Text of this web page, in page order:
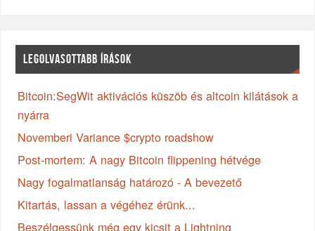
LEGOLVASOTTABB ÍRÁSOK
Bitcoin:SegWit aktivációs küszöb és altcoin kilátások a
nyárra
Novemberi Variance $crypto roadshow
Post-mortem: A nagy Bitcoin flippening hétvége
Nagy fogalmatlanság határozó - A bevezető
Kitartás, lassan a végéhez érünk...
Beszélgessünk még egy kicsit a Lightning